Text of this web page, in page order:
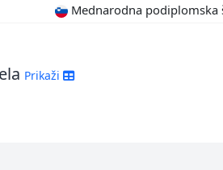
Mednarodna podiplomska
Prikaži